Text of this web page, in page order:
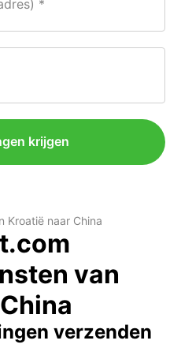
krijgen
Kroatië naar China
van
verzenden